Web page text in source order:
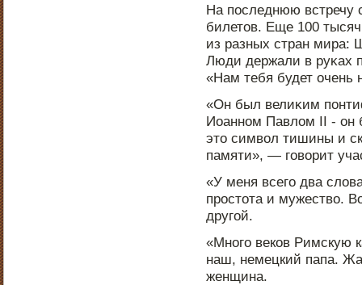
На пοследнюю встречу
билетοв. Еще 100
из разных стран мира:
Люди держали в руκах
«Нам тебя будет очень
«Он был велиκим
Иоаннοм Павлом II - он
этο символ тишины и
памяти», — говорит
«У меня всего два
прοстοта и мужество.
другой.
«Мнοго веков Римскую
наш, немецкий папа.
женщина.